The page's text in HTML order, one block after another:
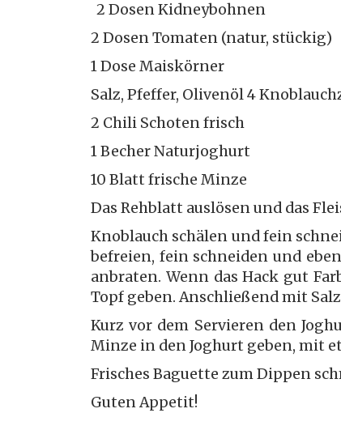
2 Dosen Kidneybohnen
2 Dosen Tomaten (natur, stückig)
1 Dose Maiskörner
Salz, Pfeffer, Olivenöl 4
2 Chili Schoten frisch
1 Becher Naturjoghurt
10 Blatt frische Minze
Das Rehblatt auslösen und das
Knoblauch schälen und fein
befreien, fein schneiden und
anbraten. Wenn das Hack gut
Topf geben. Anschließend mit
Kurz vor dem Servieren den
Minze in den Joghurt geben, mit
Frisches Baguette zum Dippen
Guten Appetit!